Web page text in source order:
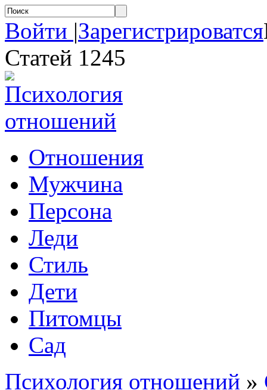
Войти |Зарегистрироватся
Статей 1245
Отношения
Мужчина
Персона
Леди
Стиль
Дети
Питомцы
Сад
Психология отношений »